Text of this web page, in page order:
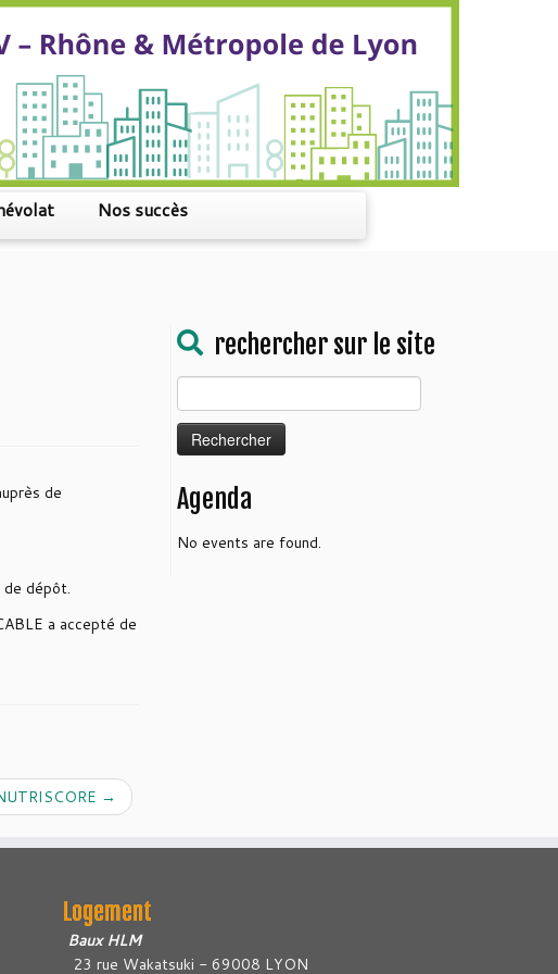
Nos succès
de
dépôt.
a accepté de
→
rechercher sur le site
Agenda
No events are found.
Logement
Baux HLM
23 rue Wakatsuki - 69008 LYON